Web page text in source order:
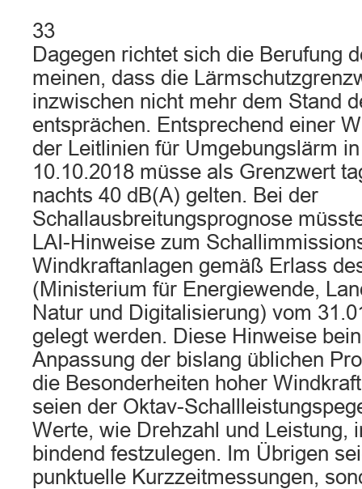
33
Dagegen richtet sich die Berufung
meinen, dass die
inzwischen nicht mehr dem Stand
entsprächen. Entsprechend einer
der Leitlinien für Umgebungslärm
10.10.2018 müsse als Grenzwert
nachts 40 dB(A) gelten. Bei der
Schallausbreitungsprognose
LAI-Hinweise zum
Windkraftanlagen gemäß Erlass
(Ministerium für Energiewende,
Natur und Digitalisierung) vom
gelegt werden. Diese Hinweise
Anpassung der bislang üblichen
die Besonderheiten hoher
seien der Oktav-
Werte, wie Drehzahl und Leistung,
bindend festzulegen. Im Übrigen
punktuelle Kurzzeitmessungen,